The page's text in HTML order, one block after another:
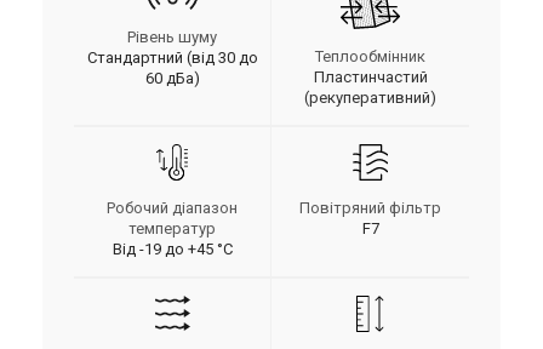
Рівень шуму
Стандартний (від 30 до
60 дБа)
Теплообмінник
Пластинчастий
(рекуперативний)
Робочий діапазон
температур
Від -19 до +45 °С
Повітряний фільтр
F7